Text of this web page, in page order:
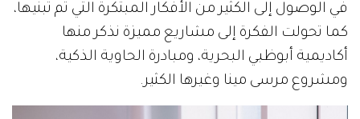
في الوصول إلى الكثير من الأفكار المبتكرة التي تم تبنيها،
كما تحولت الفكرة إلى مشاريع مميزة نذكر منها
أكاديمية أبوظبي البحرية، ومبادرة الحاوية الذكية،
ومشروع مرسى مينا وغيرها الكثير.